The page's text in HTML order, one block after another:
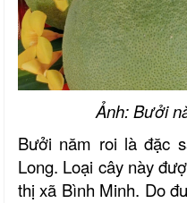
Ảnh: Bưởi
Bưởi năm roi là đặc
Long. Loại cây này
thị xã Bình Minh. Do